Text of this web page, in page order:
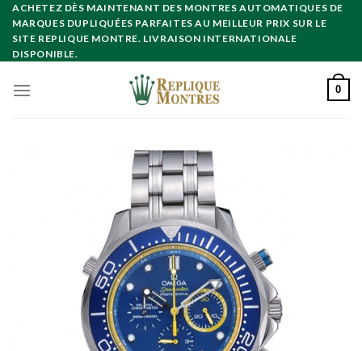
Skip
content
ACHETEZ DÈS MAINTENANT DES MONTRES AUTOMATIQUES DE
MARQUES DUPLIQUÉES PARFAITES AU MEILLEUR PRIX SUR LE
SITE REPLIQUE MONTRE. LIVRAISON INTERNATIONALE
DISPONIBLE.
0